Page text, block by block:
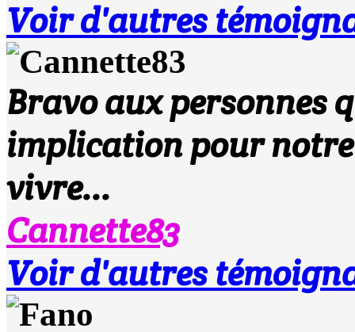
Voir d'autres
Bravo aux personnes
implication pour
vivre...
Cannette83
Voir d'autres